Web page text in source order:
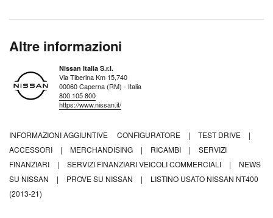
Altre informazioni
Nissan Italia S.r.l.
Via Tiberina Km 15,740
00060 Caperna (RM) - Italia
800 105 800
https://www.nissan.it/
INFORMAZIONI AGGIUNTIVE CONFIGURATORE | TEST DRIVE
|
ACCESSORI
| MERCHANDISING | RICAMBI |
SERVIZI
FINANZIARI
| SERVIZI FINANZIARI VEICOLI COMMERCIALI |
NEWS
SU NISSAN
| PROVE SU NISSAN |
LISTINO USATO NISSAN NT400
(2013-21)